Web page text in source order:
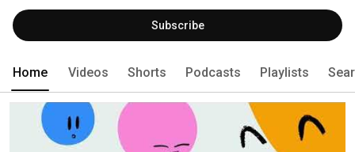
Subscribe
Home Videos Shorts Podcasts Playlists